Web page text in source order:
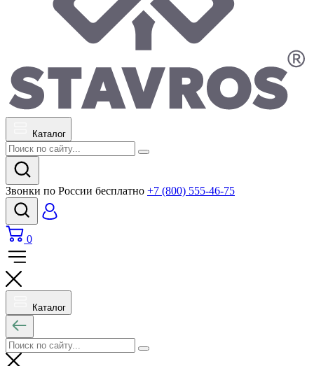
Каталог
Звонки по России бесплатно +7 (800) 555-46-75
0
Каталог